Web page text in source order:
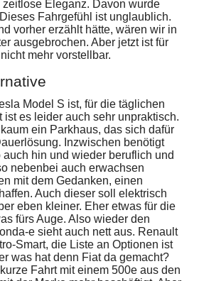
Eleganz. Davon wurde
Fahrgefühl ist unglaublich.
vorher erzählt hätte, wären wir in
ausgebrochen. Aber jetzt ist für
mehr vorstellbar.
Model S ist, für die täglichen
ist es leider auch sehr unpraktisch.
ein Parkhaus, das sich dafür
Inzwischen benötigt
auch hin und wieder beruflich und
nebenbei auch erwachsen
mit dem Gedanken, einen
Auch dieser soll elektrisch
eben kleiner. Eher etwas für die
fürs Auge. Also wieder den
e sieht auch nett aus. Renault
Smart, die Liste an Optionen ist
was hat denn Fiat da gemacht?
Fahrt mit einem 500e aus den